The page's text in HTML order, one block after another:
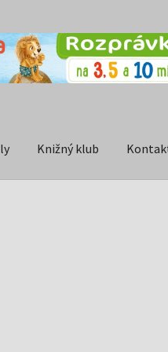
Knižný klub